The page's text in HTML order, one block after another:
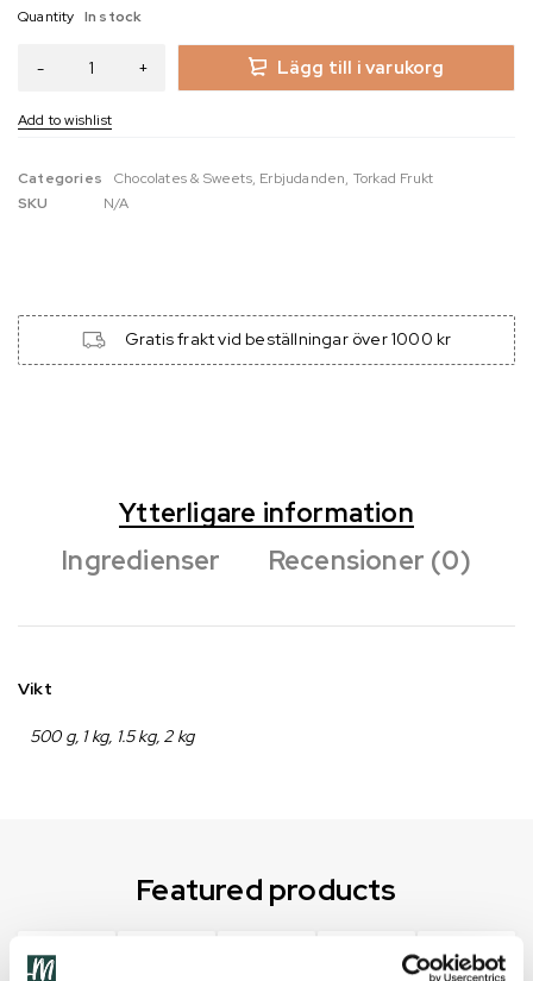
Quantity In stock
Lägg till i varukorg
Categories Chocolates & Sweets, Erbjudanden, Torkad Frukt
SKU
N/A
Gratis frakt vid beställningar över 1000 kr
Ytterligare information
Ingredienser
Recensioner (0)
Vikt
500 g, 1 kg, 1.5 kg, 2 kg
Featured products
Utsåld Het